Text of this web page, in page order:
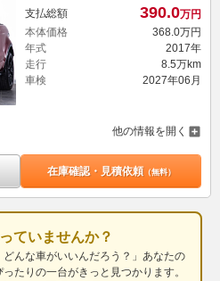
支払総額 390.0万円
本体価格
368. 0万円
年式
2017年
走行
8.5万km
車検
2027年06月
他の情報を開く
在庫確認・見積依頼（無料）
ていませんか？
どんな車がいいんだろう？」あなたの
たりの一台がきっと見つかります。